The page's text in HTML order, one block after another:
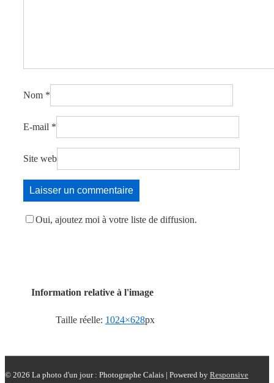
Nom *
E-mail *
Site web
Oui, ajoutez moi à votre liste de diffusion.
Information relative à l'image
Taille réelle: 1024×628px
© 2026 La photo d'un jour : Photographe Calais | Powered by Responsive